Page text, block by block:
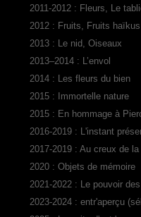
2011-2012 : Fleurs, Le
2012 : Fruits, Fruits haïkus
2013 : Le nid, Oiseaux
2013–2014 : L’envol
2014 : Les fleurs du bien
2015 : Immortelle nature
2015 : En hommage à
2016-2019 : L'instant
2017-2019 : Au creux de la
2020 : Objets de mémoire
2021-2022 : Le pouvoir
2023-2024 : entr'aperçu